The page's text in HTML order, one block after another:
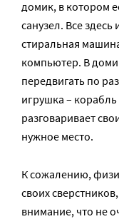
домик, в котором
санузел. Все здесь
стиральная
компьютер. В
передвигать по
игрушка –
разговаривает
нужное место.
К сожалению,
своих
внимание, что не